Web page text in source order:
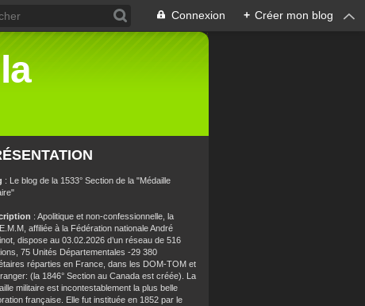
Connexion + Créer mon blog
: Le blog de la 1533° Section de la "Médaille
: Apolitique et non-confessionnelle, la
affiliée à la Fédération nationale André
dispose au 03.02.2026 d’un réseau de 516
75 Unités Départementales -29 380
réparties en France, dans les DOM-TOM et
(la 1846° Section au Canada est créée). La
militaire est incontestablement la plus belle
française. Elle fut instituée en 1852 par le